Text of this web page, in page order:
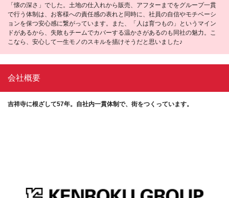
「懐の深さ」でした。土地の仕入れから販売、アフターまでをグループ一貫
で行う体制は、お客様への責任感の表れと同時に、社員の自信やモチベーシ
ョンを保つ安心感に繋がっています。また、「人は育つもの」というマイン
ドがあるから、失敗もチームでカバーする温かさがあるのも同社の魅力。こ
こなら、安心して一生モノのスキルを描けそうだと思いました♪
会社概要
吉祥寺に根ざして57年。自社内一貫体制で、街をつくっています。